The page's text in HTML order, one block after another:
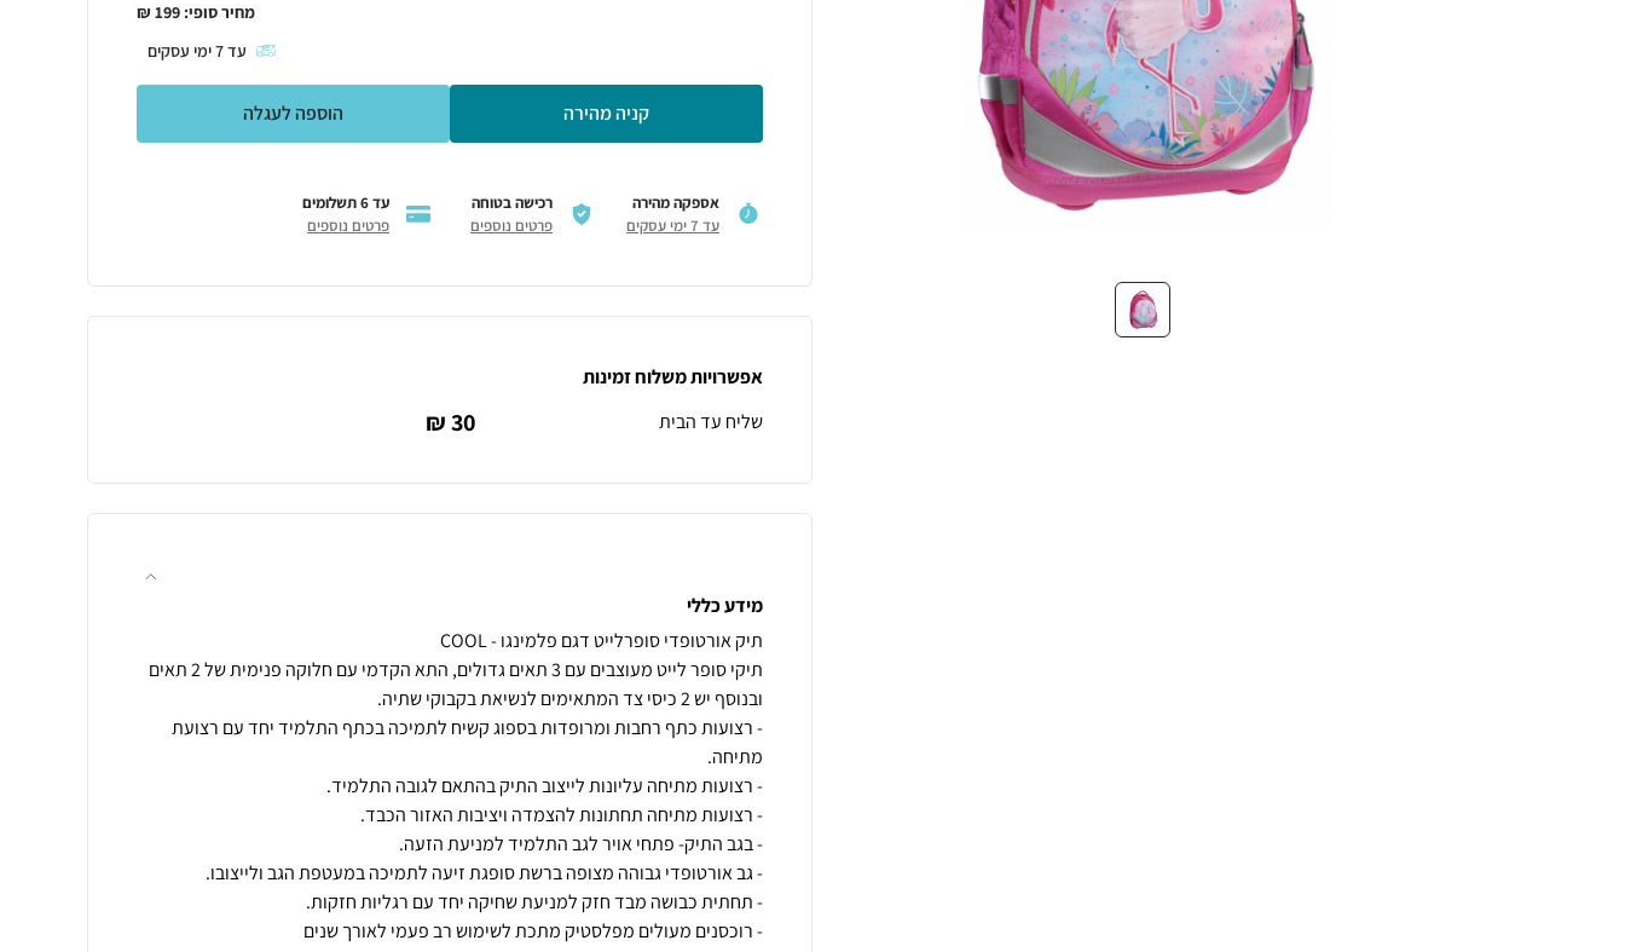
מחיר סופי: 199
₪
עד7ימי עסקים
קניה מהירה הוספה לעגלה
אספקה מהירה
עד 7 ימי עסקים
רכישה בטוחה
פרטים נוספים
עד 6 תשלומים
פרטים נוספים
אפשרויות משלוח זמינות
שליח עד הבית
30 ₪
מידע כללי
תיקי סופר לייט מעוצבים עם 3 תאים גדולים, התא הקדמי עם חלוקה פנימית של 2 תאים
- רצועות כתף רחבות ומרופדות בספוג קשיח לתמיכה בכתף התלמיד יחד עם רצועת
- רוכסנים מעולים מפלסטיק מתכת לשימוש רב פעמי לאורך שנים